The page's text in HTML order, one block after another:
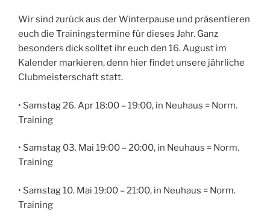
Wir sind zurück aus der Winterpause und präsentieren
euch die Trainingstermine für dieses Jahr. Ganz
besonders dick solltet ihr euch den 16. August im
Kalender markieren, denn hier findet unsere jährliche
Clubmeisterschaft statt.
• Samstag 26. Apr 18:00 – 19:00, in Neuhaus = Norm.
Training
• Samstag 03. Mai 19:00 – 20:00, in Neuhaus = Norm.
Training
• Samstag 10. Mai 19:00 – 21:00, in Neuhaus = Norm.
Training